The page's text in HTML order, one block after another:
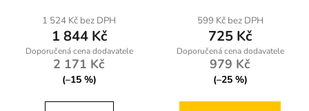
1 524 Kč bez DPH
1 844 Kč
2 171 Kč
(–15 %)
599 Kč bez DPH
725 Kč
979 Kč
(–25 %)